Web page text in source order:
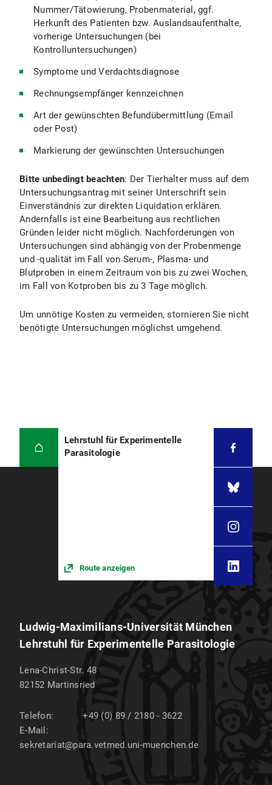
Nummer/Tätowierung, Probenmaterial, ggf.
Herkunft des Patienten bzw. Auslandsaufenthalte,
vorherige Untersuchungen (bei
Kontrolluntersuchungen)
Symptome und Verdachtsdiagnose
Rechnungsempfänger kennzeichnen
Art der gewünschten Befundübermittlung (Email
oder Post)
Markierung der gewünschten Untersuchungen
Bitte unbedingt beachten: Der Tierhalter muss auf dem
Untersuchungsantrag mit seiner Unterschrift sein
Einverständnis zur direkten Liquidation erklären.
Andernfalls ist eine Bearbeitung aus rechtlichen
Gründen leider nicht möglich. Nachforderungen von
Untersuchungen sind abhängig von der Probenmenge
und -qualität im Fall von Serum-, Plasma- und
Blutproben in einem Zeitraum von bis zu zwei Wochen,
im Fall von Kotproben bis zu 3 Tage möglich.
Um unnötige Kosten zu vermeiden, stornieren Sie nicht
benötigte Untersuchungen möglichst umgehend.
Lehrstuhl für Experimentelle
Parasitologie
Route anzeigen
Ludwig-Maximilians-Universität München
Lehrstuhl für Experimentelle Parasitologie
Lena-Christ-Str. 48
82152 Martinsried
Telefon:
+49 (0) 89 / 2180 - 3622
E-Mail:
sekretariat@para.vetmed.uni-muenchen.de